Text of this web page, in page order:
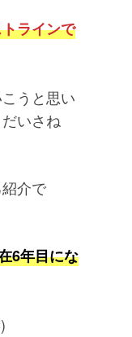
ラインで
うと思い
いさね
介で
6年目にな